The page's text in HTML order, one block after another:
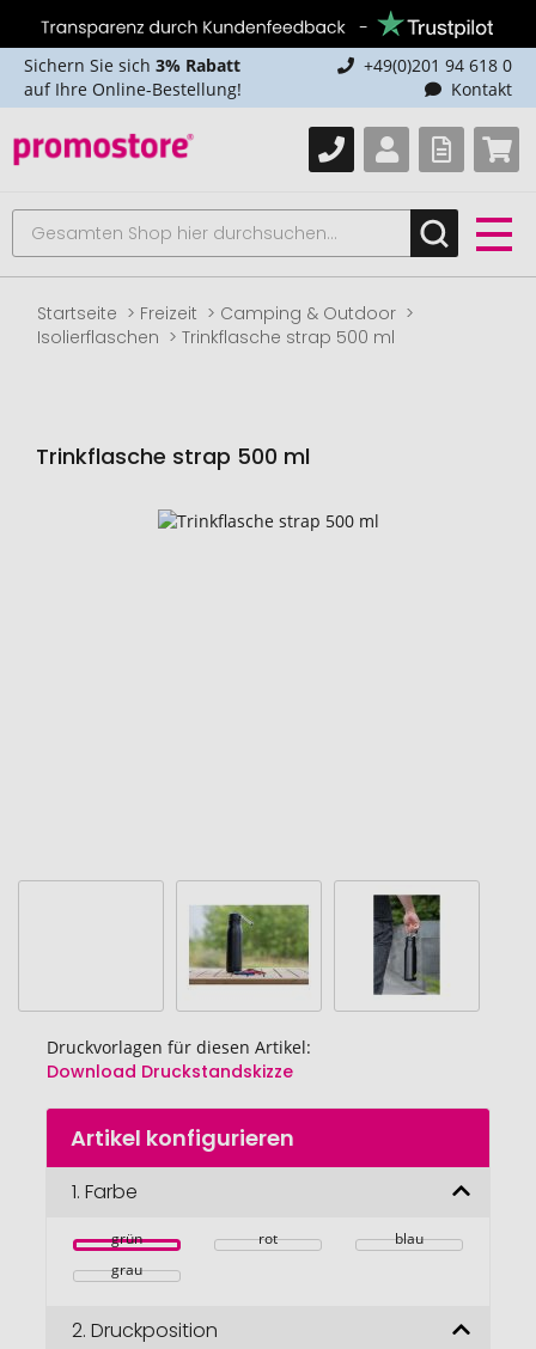
Sichern Sie sich 3% Rabatt
auf Ihre Online-Bestellung!
+49(0)201 94 618 0
Kontakt
Startseite Freizeit
Camping & Outdoor
Isolierflaschen
Trinkflasche strap 500 ml
Trinkflasche strap 500 ml
Druckvorlagen für diesen Artikel:
Download Druckstandskizze
Zum
Anfang
Bildgalerie
Artikel konfigurieren
1. Farbe
grün rot
blau
grau
2. Druckposition